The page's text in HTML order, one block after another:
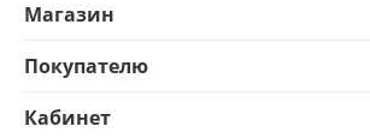
Магазин
Покупателю
Кабинет